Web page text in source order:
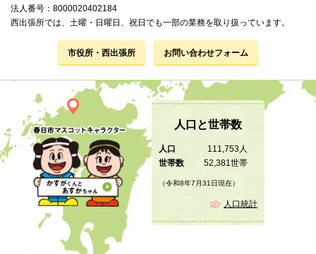
法人番号：8000020402184
西出張所では、土曜・日曜日、祝日でも一部の業務を取り扱っています。
市役所・西出張所 お問い合わせフォーム
人口と世帯数
人口
111,753人
世帯数
52,381世帯
（令和8年7月31日現在）
人口統計